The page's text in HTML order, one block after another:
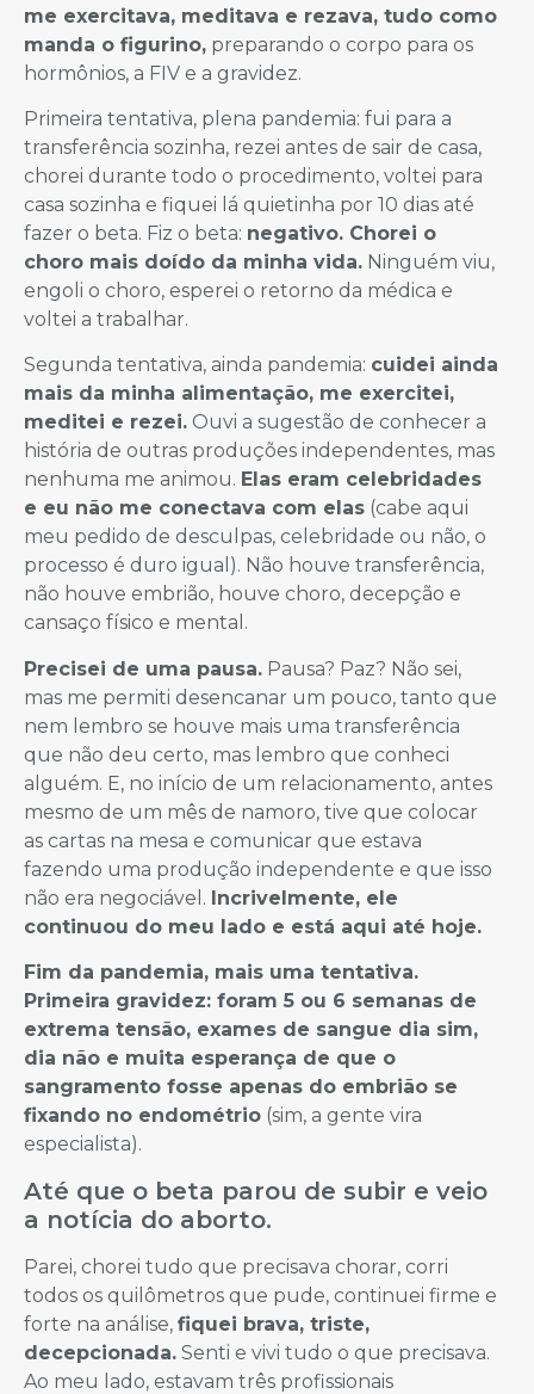
me exercitava, meditava e rezava, tudo como
manda o figurino, preparando o corpo para os
hormônios, a FIV e a gravidez.
Primeira tentativa, plena pandemia: fui para a
transferência sozinha, rezei antes de sair de casa,
chorei durante todo o procedimento, voltei para
casa sozinha e fiquei lá quietinha por 10 dias até
fazer o beta. Fiz o beta: negativo. Chorei o
choro mais doído da minha vida. Ninguém viu,
engoli o choro, esperei o retorno da médica e
voltei a trabalhar.
Segunda tentativa, ainda pandemia: cuidei ainda
mais da minha alimentação, me exercitei,
meditei e rezei. Ouvi a sugestão de conhecer a
história de outras produções independentes, mas
nenhuma me animou. Elas eram celebridades
e eu não me conectava com elas (cabe aqui
meu pedido de desculpas, celebridade ou não, o
processo é duro igual). Não houve transferência,
não houve embrião, houve choro, decepção e
cansaço físico e mental.
Precisei de uma pausa. Pausa? Paz? Não sei,
mas me permiti desencanar um pouco, tanto que
nem lembro se houve mais uma transferência
que não deu certo, mas lembro que conheci
alguém. E, no início de um relacionamento, antes
mesmo de um mês de namoro, tive que colocar
as cartas na mesa e comunicar que estava
fazendo uma produção independente e que isso
não era negociável. Incrivelmente, ele
continuou do meu lado e está aqui até hoje.
Fim da pandemia, mais uma tentativa.
Primeira gravidez: foram 5 ou 6 semanas de
extrema tensão, exames de sangue dia sim,
dia não e muita esperança de que o
sangramento fosse apenas do embrião se
fixando no endométrio (sim, a gente vira
especialista).
Até que o beta parou de subir e veio
a notícia do aborto.
Parei, chorei tudo que precisava chorar, corri
todos os quilômetros que pude, continuei firme e
forte na análise, fiquei brava, triste,
decepcionada. Senti e vivi tudo o que precisava.
Ao meu lado, estavam três profissionais